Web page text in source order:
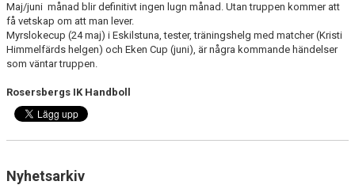
MATCHER
Maj/juni månad blir definitivt ingen lugn månad. Utan truppen kommer att
få vetskap om att man lever.
Myrslokecup (24 maj) i Eskilstuna, tester, träningshelg med matcher (Kristi
Himmelfärds helgen) och Eken Cup (juni), är några kommande händelser
som väntar truppen.
Rosersbergs IK Handboll
Nyhetsarkiv